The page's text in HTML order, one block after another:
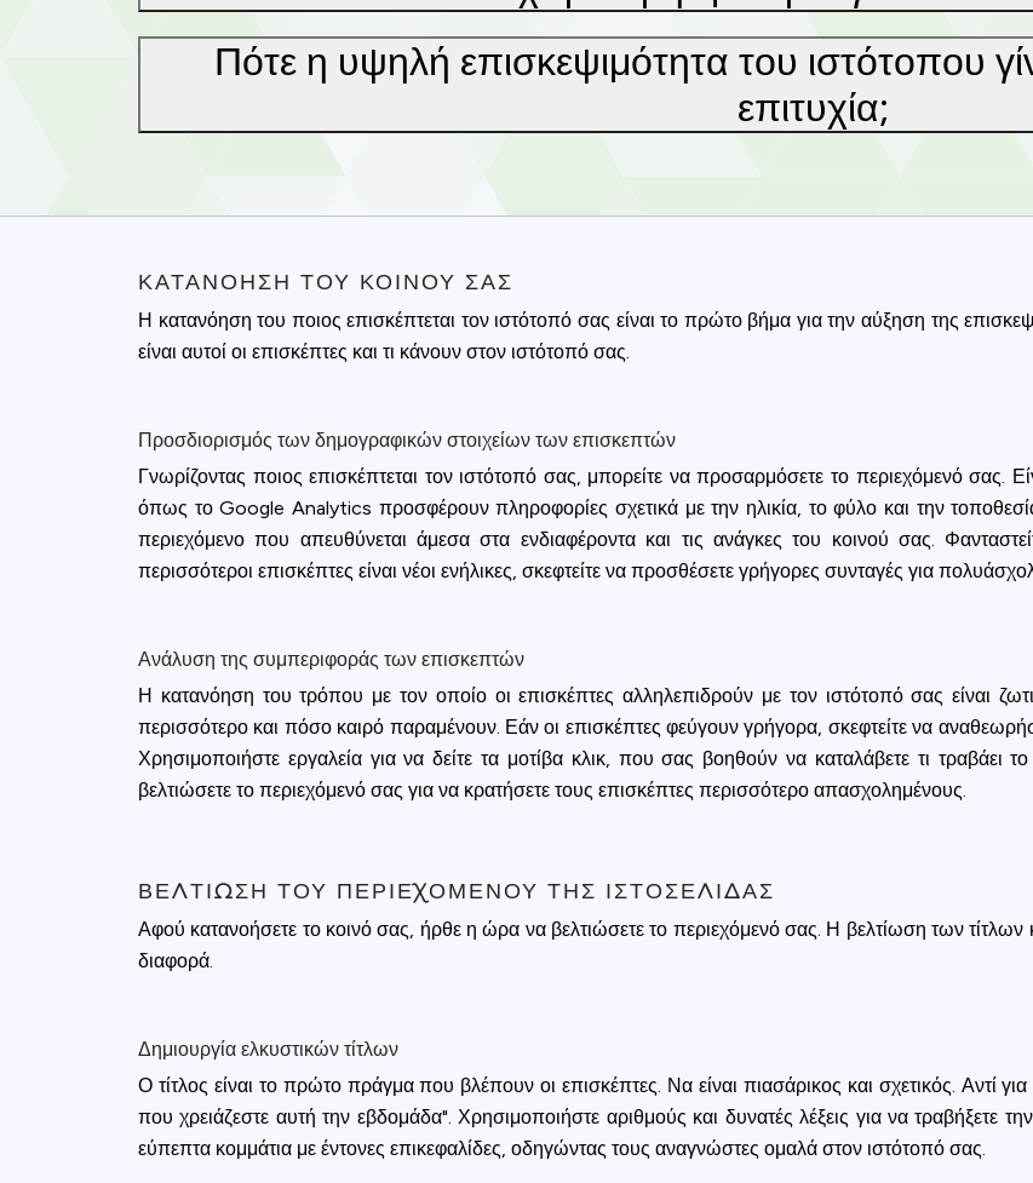
Πότε η υψηλή επισκεψιμότητα του ιστότοπου
επιτυχία;
ΚΑΤΑΝΌΗΣΗ ΤΟΥ ΚΟΙΝΟΎ ΣΑΣ
Η κατανόηση του ποιος επισκέπτεται τον ιστότοπό σας είναι το πρώτο βήμα για την αύξηση της
είναι αυτοί οι επισκέπτες και τι κάνουν στον ιστότοπό σας.
Προσδιορισμός των δημογραφικών στοιχείων των επισκεπτών
Γνωρίζοντας ποιος επισκέπτεται τον ιστότοπό σας, μπορείτε να προσαρμόσετε το περιεχόμενό σας.
όπως το Google Analytics προσφέρουν πληροφορίες σχετικά με την ηλικία, το φύλο και την
περιεχόμενο που απευθύνεται άμεσα στα ενδιαφέροντα και τις ανάγκες του κοινού σας.
περισσότεροι επισκέπτες είναι νέοι ενήλικες, σκεφτείτε να προσθέσετε γρήγορες συνταγές για
Ανάλυση της συμπεριφοράς των επισκεπτών
Η κατανόηση του τρόπου με τον οποίο οι επισκέπτες αλληλεπιδρούν με τον ιστότοπό σας είναι
περισσότερο και πόσο καιρό παραμένουν. Εάν οι επισκέπτες φεύγουν γρήγορα, σκεφτείτε να
Χρησιμοποιήστε εργαλεία για να δείτε τα μοτίβα κλικ, που σας βοηθούν να καταλάβετε τι τραβάει
βελτιώσετε το περιεχόμενό σας για να κρατήσετε τους επισκέπτες περισσότερο απασχολημένους.
ΒΕΛΤΊΩΣΗ ΤΟΥ ΠΕΡΙΕΧΟΜΈΝΟΥ ΤΗΣ ΙΣΤΟΣΕΛΊΔΑΣ
Αφού κατανοήσετε το κοινό σας, ήρθε η ώρα να βελτιώσετε το περιεχόμενό σας. Η βελτίωση των τίτλων
διαφορά.
Δημιουργία ελκυστικών τίτλων
Ο τίτλος είναι το πρώτο πράγμα που βλέπουν οι επισκέπτες. Να είναι πιασάρικος και σχετικός. Αντί
που χρειάζεστε αυτή την εβδομάδα". Χρησιμοποιήστε αριθμούς και δυνατές λέξεις για να τραβήξετε
εύπεπτα κομμάτια με έντονες επικεφαλίδες, οδηγώντας τους αναγνώστες ομαλά στον ιστότοπό σας.
Cookies & Privacy
Queue-Fair.com uses cookies to provide content and improve your